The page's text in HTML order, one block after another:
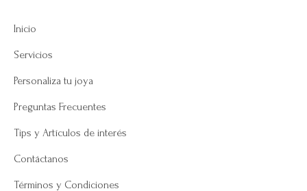
Inicio
Servicios
Personaliza tu joya
Preguntas Frecuentes
Tips y Artículos de interés
Contáctanos
Términos y Condiciones